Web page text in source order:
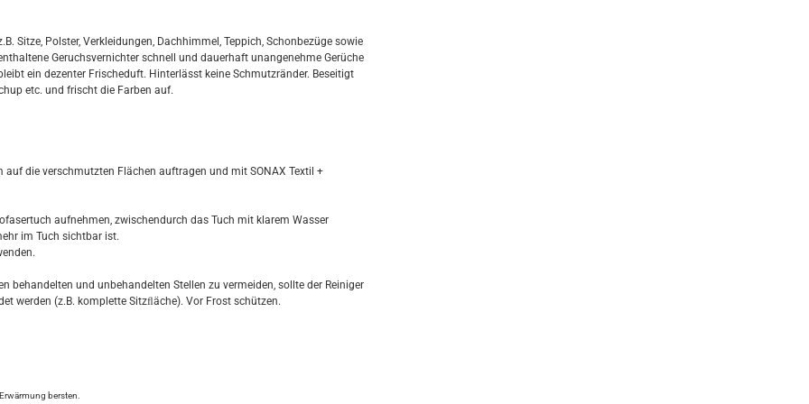
Sitze, Polster, Verkleidungen, Dachhimmel, Teppich, Schonbezüge sowie
Geruchsvernichter schnell und dauerhaft unangenehme Gerüche
ein dezenter Frischeduft. Hinterlässt keine Schmutzränder. Beseitigt
etc. und frischt die Farben auf.
die verschmutzten Flächen auftragen und mit SONAX Textil +
aufnehmen, zwischendurch das Tuch mit klarem Wasser
im Tuch sichtbar ist.
behandelten und unbehandelten Stellen zu vermeiden, sollte der Reiniger
werden (z.B. komplette Sitzﬂäche). Vor Frost schützen.
bersten.